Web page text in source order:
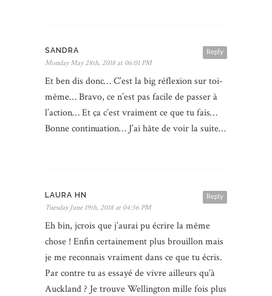
Reply
SANDRA
Monday May 28th, 2018 at 06:01 PM
Et ben dis donc… C’est la big réflexion sur toi-
même… Bravo, ce n’est pas facile de passer à
l’action… Et ça c’est vraiment ce que tu fais…
Bonne continuation… J’ai hâte de voir la suite…
Reply
LAURA HN
Tuesday June 19th, 2018 at 04:56 PM
Eh bin, jcrois que j’aurai pu écrire la même
chose ! Enfin certainement plus brouillon mais
je me reconnais vraiment dans ce que tu écris.
Par contre tu as essayé de vivre ailleurs qu’à
Auckland ? Je trouve Wellington mille fois plus